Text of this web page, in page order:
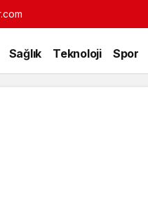
Sağlık Teknoloji Spor